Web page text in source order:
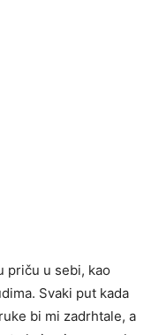
priču u sebi, kao
Svaki put kada
bi mi zadrhtale, a